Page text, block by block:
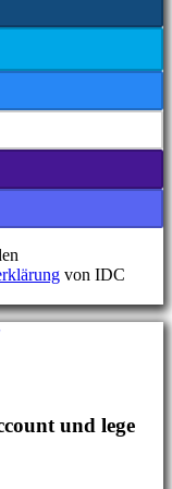
von IDC
und lege